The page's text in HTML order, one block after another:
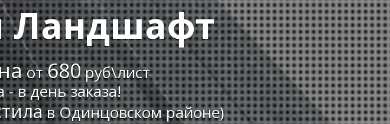
Ландшафт
от680руб\лист
- в день заказа!
в Одинцовском районе)